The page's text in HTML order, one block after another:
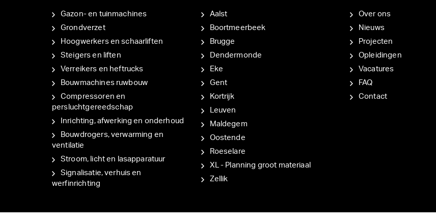
Gazon- en tuinmachines
Grondverzet
Hoogwerkers en schaarliften
Steigers en liften
Verreikers en heftrucks
Bouwmachines ruwbouw
Compressoren en
persluchtgereedschap
Inrichting, afwerking en onderhoud
Bouwdrogers, verwarming en
ventilatie
Stroom, licht en lasapparatuur
Signalisatie, verhuis en
werfinrichting
Aalst
Boortmeerbeek
Brugge
Dendermonde
Eke
Gent
Kortrijk
Leuven
Maldegem
Oostende
Roeselare
XL - Planning groot materiaal
Zellik
Over ons
Nieuws
Projecten
Opleidingen
Vacatures
FAQ
Contact